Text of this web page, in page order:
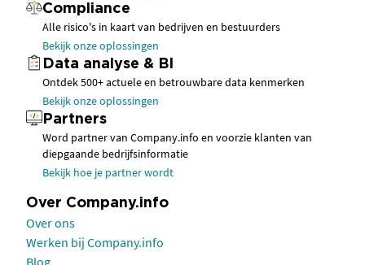
Compliance
Alle risico's in kaart van bedrijven en bestuurders
Bekijk onze oplossingen
Data analyse & BI
Ontdek 500+ actuele en betrouwbare data kenmerken
Bekijk onze oplossingen
Partners
Word partner van Company.info en voorzie klanten van
diepgaande bedrijfsinformatie
Bekijk hoe je partner wordt
Over Company.info
Over ons
Werken bij Company.info